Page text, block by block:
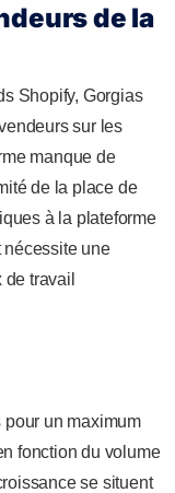
de la
Shopify, Gorgias
sur les
manque de
de la place de
à la plateforme
nécessite une
travail
pour un maximum
fonction du volume
se situent